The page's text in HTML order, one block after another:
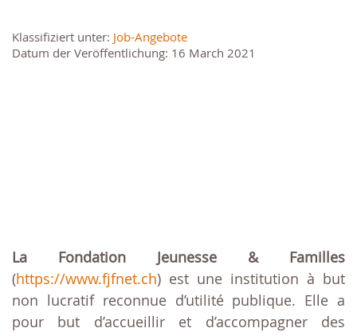
Klassifiziert unter: Job-Angebote
Datum der Veröffentlichung: 16 March 2021
La Fondation Jeunesse & Familles
(https://www.fjfnet.ch) est une institution à but
non lucratif reconnue d’utilité publique. Elle a
pour but d’accueillir et d’accompagner des